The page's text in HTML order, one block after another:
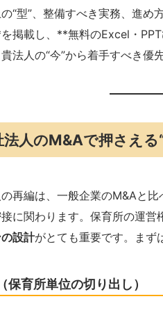
“型”、整備すべき実務、進
掲載し、**無料のExcel・
法人の“今”から着手すべき優
法人のM&Aで押さえる
再編は、一般企業のM&Aと
に関わります。保育所の運営
設計がとても重要です。まず
保育所単位の切り出し）